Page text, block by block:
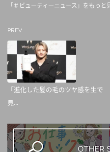
「＃ビューティーニュース」をもっと
PREV
「進化した髪の毛のツヤ感を生で
見...